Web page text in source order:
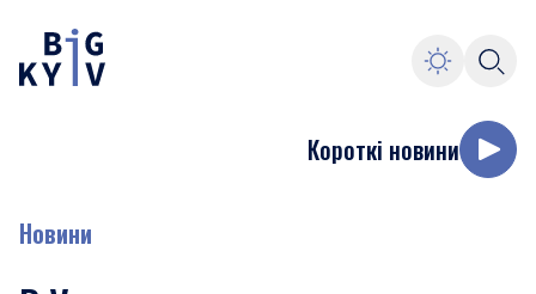
Короткі новини
Новини